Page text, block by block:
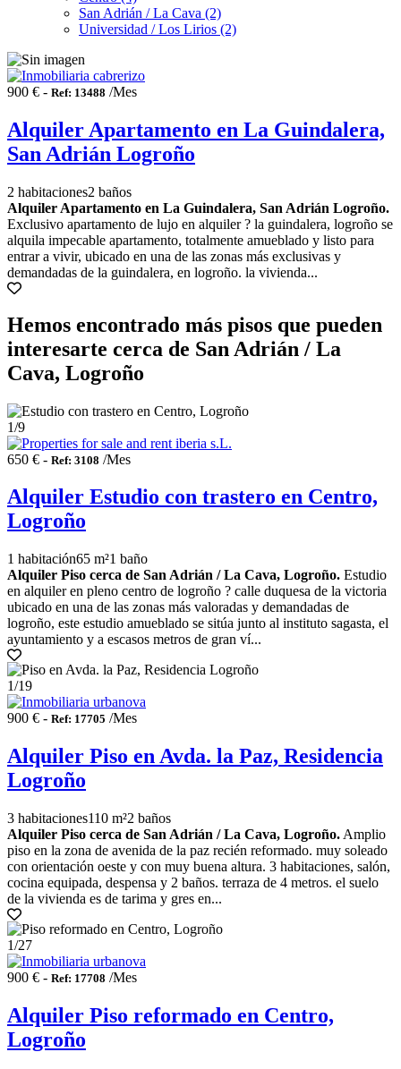
San Adrián / La Cava (2)
Universidad / Los Lirios (2)
900 € - Ref: 13488 /Mes
Alquiler Apartamento en La Guindalera,
San Adrián Logroño
2 habitaciones2 baños
Alquiler Apartamento en La Guindalera, San Adrián Logroño.
Exclusivo apartamento de lujo en alquiler ? la guindalera, logroño se
alquila impecable apartamento, totalmente amueblado y listo para
entrar a vivir, ubicado en una de las zonas más exclusivas y
demandadas de la guindalera, en logroño. la vivienda...
Hemos encontrado más pisos que pueden
interesarte cerca de San Adrián / La
Cava, Logroño
1/9
650 € - Ref: 3108 /Mes
Alquiler Estudio con trastero en Centro,
Logroño
1 habitación65 m²1 baño
Alquiler Piso cerca de San Adrián / La Cava, Logroño. Estudio
en alquiler en pleno centro de logroño ? calle duquesa de la victoria
ubicado en una de las zonas más valoradas y demandadas de
logroño, este estudio amueblado se sitúa junto al instituto sagasta, el
ayuntamiento y a escasos metros de gran ví...
1/19
900 € - Ref: 17705 /Mes
Alquiler Piso en Avda. la Paz, Residencia
Logroño
3 habitaciones110 m²2 baños
Alquiler Piso cerca de San Adrián / La Cava, Logroño. Amplio
piso en la zona de avenida de la paz recién reformado. muy soleado
con orientación oeste y con muy buena altura. 3 habitaciones, salón,
cocina equipada, despensa y 2 baños. terraza de 4 metros. el suelo
de la vivienda es de tarima y gres en...
1/27
900 € - Ref: 17708 /Mes
Alquiler Piso reformado en Centro,
Logroño